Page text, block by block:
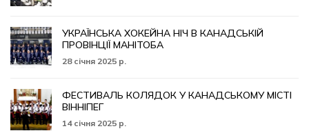
УКРАЇНСЬКА ХОКЕЙНА НІЧ В КАНАДСЬКІЙ
ПРОВІНЦІЇ МАНІТОБА
28 січня 2025 р.
ФЕСТИВАЛЬ КОЛЯДОК У КАНАДСЬКОМУ МІСТІ
ВІННІПЕГ
14 січня 2025 р.